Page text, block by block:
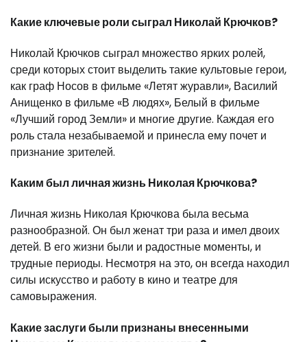
Какие ключевые роли сыграл Николай Крючков?
Николай Крючков сыграл множество ярких ролей,
среди которых стоит выделить такие культовые герои,
как граф Носов в фильме «Летят журавли», Василий
Анищенко в фильме «В людях», Белый в фильме
«Лучший город Земли» и многие другие. Каждая его
роль стала незабываемой и принесла ему почет и
признание зрителей.
Каким был личная жизнь Николая Крючкова?
Личная жизнь Николая Крючкова была весьма
разнообразной. Он был женат три раза и имел двоих
детей. В его жизни были и радостные моменты, и
трудные периоды. Несмотря на это, он всегда находил
силы искусство и работу в кино и театре для
самовыражения.
Какие заслуги были признаны внесенными